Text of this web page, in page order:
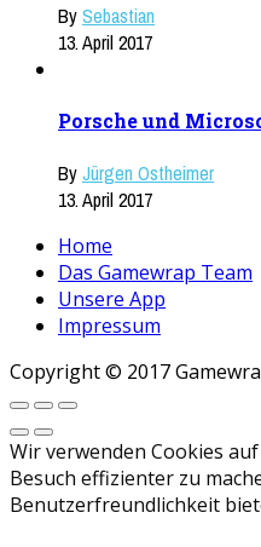
BySebastian
13. April 2017
Porsche und
ByJürgen Ostheimer
13. April 2017
Home
Das Gamewrap Team
Unsere App
Impressum
Copyright © 2017
Wir verwenden Cookies
Besuch effizienter zu
Benutzerfreundlichkeit